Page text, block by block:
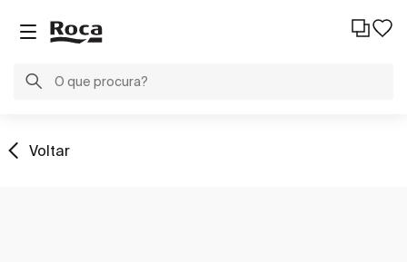
Voltar